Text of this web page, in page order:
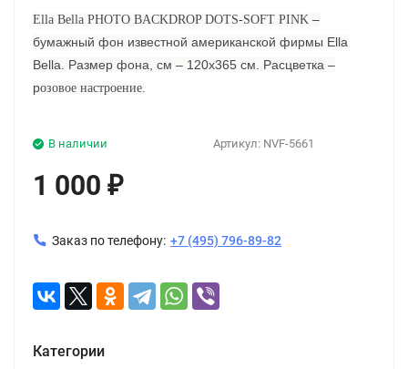
Ella Bella PHOTO BACKDROP DOTS-SOFT PINK –
бумажный фон известной американской фирмы Ella
Bella. Размер фона, см – 120х365 см. Расцветка –
розовое настроение
Артикул: NVF-5661
В наличии
1 000 ₽
Заказ по телефону: +7 (495) 796-89-82
Категории